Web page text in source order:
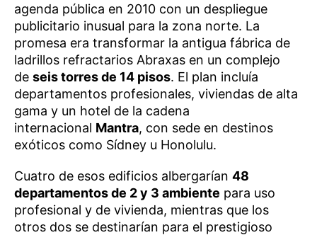
agenda pública en 2010 con un despliegue
publicitario inusual para la zona norte. La
promesa era transformar la antigua fábrica de
ladrillos refractarios Abraxas en un complejo
de seis torres de 14 pisos. El plan incluía
departamentos profesionales, viviendas de alta
gama y un hotel de la cadena
internacional Mantra, con sede en destinos
exóticos como Sídney u Honolulu.
Cuatro de esos edificios albergarían 48
departamentos de 2 y 3 ambiente para uso
profesional y de vivienda, mientras que los
otros dos se destinarían para el prestigioso